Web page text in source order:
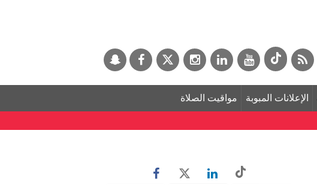
الإعلانات المبوبة مواقيت الصلاة